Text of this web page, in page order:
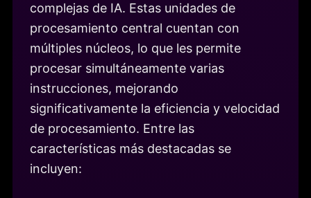
complejas de IA. Estas unidades de
procesamiento central cuentan con
múltiples núcleos, lo que les permite
procesar simultáneamente varias
instrucciones, mejorando
significativamente la eficiencia y velocidad
de procesamiento. Entre las
características más destacadas se
incluyen: